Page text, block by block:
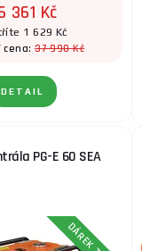
361 Kč
1 629 Kč
cena:37 990 Kč
DETAIL
PG-E 60 SEA